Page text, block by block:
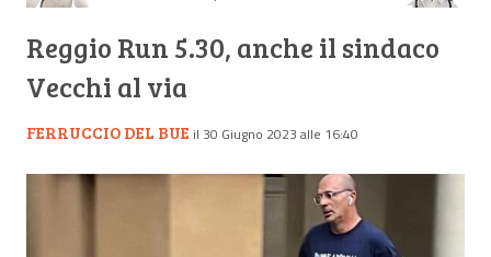
Reggio Run 5.30, anche il sindaco
Vecchi al via
FERRUCCIO DEL BUE il 30 Giugno 2023 alle 16:40